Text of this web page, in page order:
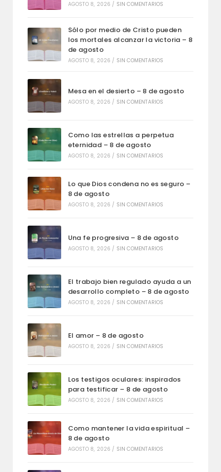
AGOSTO 8, 2026 / SIN COMENTARIOS
Sólo por medio de Cristo pueden
los mortales alcanzar la victoria – 8
de agosto
AGOSTO 8, 2026 / SIN COMENTARIOS
Mesa en el desierto – 8 de agosto
AGOSTO 8, 2026 / SIN COMENTARIOS
Como las estrellas a perpetua
eternidad – 8 de agosto
AGOSTO 8, 2026 / SIN COMENTARIOS
Lo que Dios condena no es seguro –
8 de agosto
AGOSTO 8, 2026 / SIN COMENTARIOS
Una fe progresiva – 8 de agosto
AGOSTO 8, 2026 / SIN COMENTARIOS
El trabajo bien regulado ayuda a un
desarrollo completo – 8 de agosto
AGOSTO 8, 2026 / SIN COMENTARIOS
El amor – 8 de agosto
AGOSTO 8, 2026 / SIN COMENTARIOS
Los testigos oculares: inspirados
para testificar – 8 de agosto
AGOSTO 8, 2026 / SIN COMENTARIOS
Como mantener la vida espiritual –
8 de agosto
AGOSTO 8, 2026 / SIN COMENTARIOS